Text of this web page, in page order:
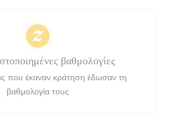
βαθμολογίες
που έκαναν κράτηση έδωσαν τη
βαθμολογία τους